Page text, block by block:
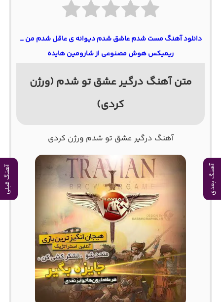
آهنگ بعدی آهنگ قبلی
دانلود آهنگ مست شدم عاشق شدم دیوانه ی عاقل شدم من _
ریمیکس هوش مصنوعی از شارومین هایده
متن آهنگ درگیر عشق تو شدم (ورژن
کردی)
آهنگ درگیر عشق تو شدم ورژن کردی